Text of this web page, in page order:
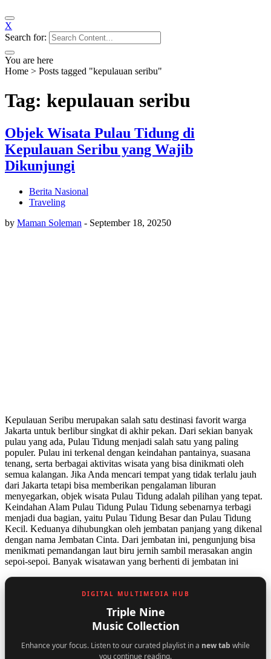
X
Search for:
You are here
Home > Posts tagged "kepulauan seribu"
Tag: kepulauan seribu
Objek Wisata Pulau Tidung di
Kepulauan Seribu yang Wajib
Dikunjungi
Berita Nasional
Traveling
by Maman Soleman - September 18, 20250
Kepulauan Seribu merupakan salah satu destinasi favorit warga
Jakarta untuk berlibur singkat di akhir pekan. Dari sekian banyak
pulau yang ada, Pulau Tidung menjadi salah satu yang paling
populer. Pulau ini terkenal dengan keindahan pantainya, suasana
tenang, serta berbagai aktivitas wisata yang bisa dinikmati oleh
semua kalangan. Jika Anda mencari tempat yang tidak terlalu jauh
dari Jakarta tetapi bisa memberikan pengalaman liburan
menyegarkan, objek wisata Pulau Tidung adalah pilihan yang tepat.
Keindahan Alam Pulau Tidung Pulau Tidung sebenarnya terbagi
menjadi dua bagian, yaitu Pulau Tidung Besar dan Pulau Tidung
Kecil. Keduanya dihubungkan oleh jembatan panjang yang dikenal
dengan nama Jembatan Cinta. Dari jembatan ini, pengunjung bisa
menikmati pemandangan laut biru jernih sambil merasakan angin
sepoi-sepoi. Banyak wisatawan yang berhenti di jembatan ini
DIGITAL MULTIMEDIA HUB
Triple Nine
Music Collection
Enhance your focus. Listen to our curated playlist in a new tab while
you continue reading.